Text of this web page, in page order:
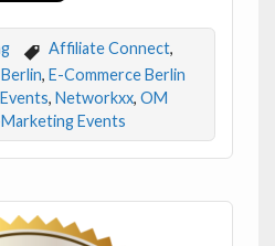
Affiliate Connect,
, E-Commerce Berlin
, Networkxx, OM
Events